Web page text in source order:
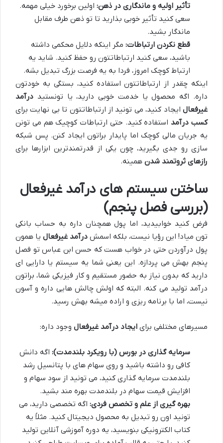
تأثیر اولیه و ماندگاری در ذهن: اولین برخورد خیلی مهمه.
سعی کنید تأثیر خوبی بذارید تا تو ذهن طرف مقابل
ماندگار بشید.
قطع نکردن ارتباطات: مگر اینکه دلایل محکمی داشته
باشید، سعی کنید ارتباطاتتون رو حفظ کنید. شاید یه
ارتباط کوچک امروز، فردا به یه فرصت بزرگ تبدیل بشه.
اینکه چقدر از ارتباطاتتون استفاده کنید، بستگی به خودتون
داره. اگه محصول یا خدمت خوبی دارید، یا تونستید درآمد
غیرفعال ایجاد کنید، می تونید از ارتباطاتتون تا بی نهایت برای
کسب درآمداستفاده کنید. حتی ارتباطات کوچیک هم می تونن
یه جریان مالی کوچک اما پایدار براتون ایجاد کنن. پس شبکه
سازی رو جدی بگیرید، چون یکی از قدرتمندترین ابزارها برای
رازهای ثروتمند شدن همینه.
ساختن سیستم های درآمد غیرفعال
(بررسی فصل پنجم)
فرض کنید خوابیدید، اما پول همچنان داره به حساب بانکی
تون میاد! این رؤیا نیست، بلکه اسمش درآمد غیرفعال یا همون
پول درآوردن حتی در خواب هست که حسن ابن عباس تو فصل
پنجم بهش می پردازه. این یعنی شما یه سیستم یا دارایی ای
دارید که بدون نیاز به حضور مستقیم و کار فیزیکی شما، براتون
درآمد تولید می کنه. البته که اولش چالش هایی داره و آسون
نیست، اما با برنامه ریزی و اراده میشه بهش رسید.
مسیرهای مختلفی برای ایجاد درآمد غیرفعال وجود داره:
سرمایه گذاری در بورس (با رویکرد بلندمدت): اگه دانش
کافی رو داشته باشید و روی سهام های با پتانسیل رشد
بلندمدت سرمایه گذاری کنید، می تونید از سود سهام و
افزایش قیمت سهام در بلندمدت بهره مند بشید.
بهره گیری از علم و تخصص فردی: اگه تخصصی دارید، می
تونید اون رو تبدیل به محصول دیجیتال کنید. مثلاً یه
کتاب الکترونیکی بنویسید، یه دوره آموزشی آنلاین تولید